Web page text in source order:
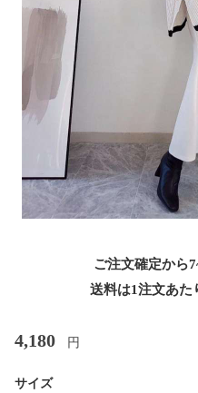
ご注文確定から
送料は1注文あた
4,180 円
サイズ